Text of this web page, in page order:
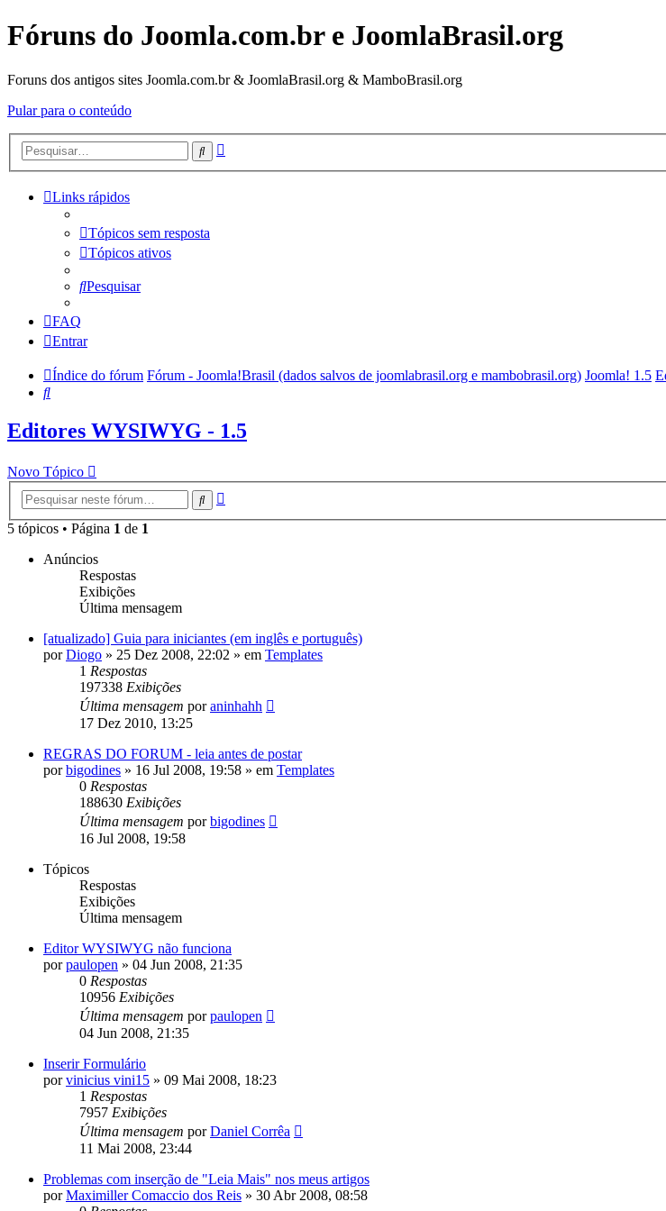
Fóruns do Joomla.com.br e JoomlaBrasil.org
Foruns dos antigos sites Joomla.com.br & JoomlaBrasil.org & MamboBrasil.org
Pular para o conteúdo
Pesquisar
Links rápidos
Tópicos sem resposta
Tópicos ativos
Pesquisar
FAQ
Entrar
Índice do fórum Fórum - Joomla!Brasil (dados salvos de joomlabrasil.org e mambobrasil.org) Joomla! 1.5
Pesquisar
Editores WYSIWYG - 1.5
Novo Tópico
Pesquisar
5 tópicos • Página 1 de 1
Anúncios
Respostas
Exibições
Última mensagem
[atualizado] Guia para iniciantes (em inglês e português)
porDiogo » 25 Dez 2008, 22:02 » em Templates
1 Respostas
197338 Exibições
Última mensagem poraninhahh
17 Dez 2010, 13:25
REGRAS DO FORUM - leia antes de postar
porbigodines » 16 Jul 2008, 19:58 » em Templates
0 Respostas
188630 Exibições
Última mensagem porbigodines
16 Jul 2008, 19:58
Tópicos
Respostas
Exibições
Última mensagem
Editor WYSIWYG não funciona
porpaulopen » 04 Jun 2008, 21:35
0 Respostas
10956 Exibições
Última mensagem porpaulopen
04 Jun 2008, 21:35
Inserir Formulário
porvinicius vini15 » 09 Mai 2008, 18:23
1 Respostas
7957 Exibições
Última mensagem porDaniel Corrêa
11 Mai 2008, 23:44
Problemas com inserção de "Leia Mais" nos meus artigos
porMaximiller Comaccio dos Reis » 30 Abr 2008, 08:58